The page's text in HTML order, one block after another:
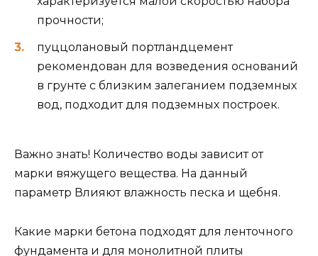
прочности;
пуццолановый портландцемент
рекомендован для возведения оснований
в грунте с близким залеганием подземных
вод, подходит для подземных построек.
Важно знать! Количество воды зависит от
марки вяжущего вещества. На данный
параметр Влияют влажность песка и щебня.
Какие марки бетона подходят для ленточного
фундамента и для монолитной плиты